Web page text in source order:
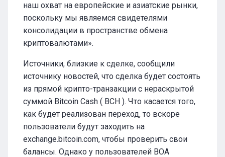
наш охват на европейские и азиатские рынки,
поскольку мы являемся свидетелями
консолидации в пространстве обмена
криптовалютами».
Источники, близкие к сделке, сообщили
источнику новостей, что сделка будет состоять
из прямой крипто-транзакции с нераскрытой
суммой Bitcoin Cash ( BCH ). Что касается того,
как будет реализован переход, то вскоре
пользователи будут заходить на
exchange.bitcoin.com, чтобы проверить свои
балансы. Однако у пользователей BOA